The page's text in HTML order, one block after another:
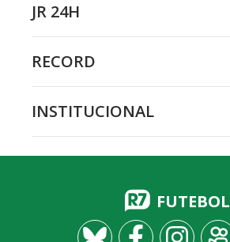
JR 24H
RECORD
INSTITUCIONAL
FUTEBOL